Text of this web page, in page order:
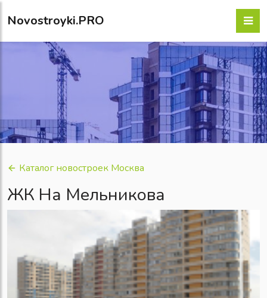
Novostroyki.PRO
Каталог новостроек Москва
ЖК На Мельникова